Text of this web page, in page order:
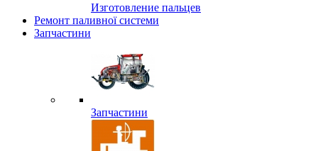
Изготовление пальцев
Ремонт паливної системи
Запчастини
Запчастини